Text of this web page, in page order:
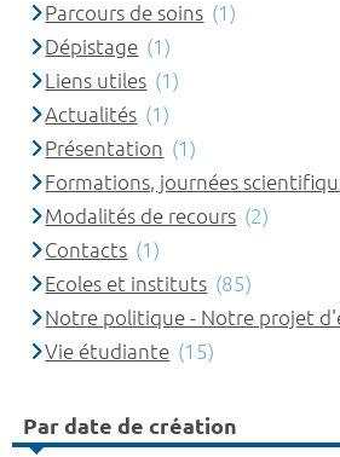
Parcours de soins (1)
Dépistage (1)
Liens utiles (1)
Actualités (1)
Présentation (1)
Formations, journées
Modalités de recours (2)
Contacts (1)
Ecoles et instituts (85)
Notre politique - Notre projet
Vie étudiante (15)
Par date de création